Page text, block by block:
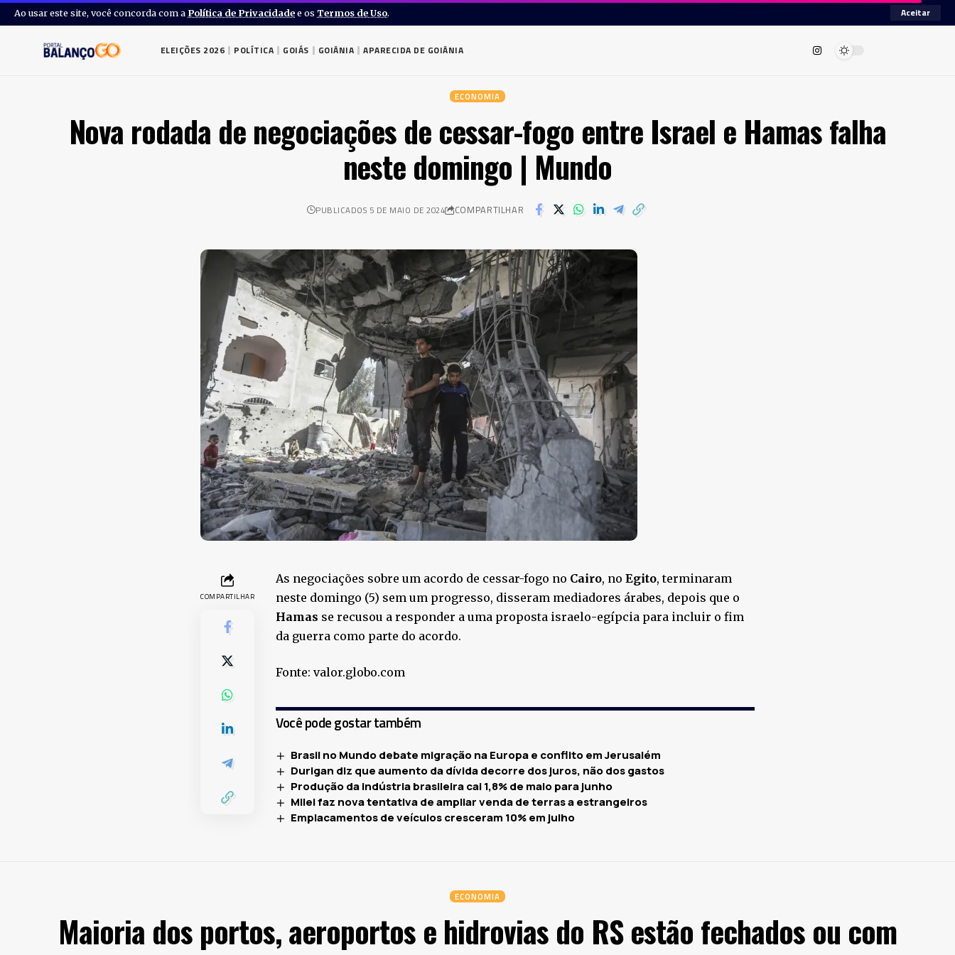
Ao usar este site, você concorda com a Política de Privacidadee os Termos de Uso. Aceitar
ELEIÇÕES 2026 POLÍTICA GOIÁS GOIÂNIA APARECIDA DE GOIÂNIA
ECONOMIA
Nova rodada de negociações de cessar-fogo entre Israel e Hamas falha
neste domingo | Mundo
PUBLICADOS 5 DE MAIO DE 2024 COMPARTILHAR
COMPARTILHAR
As negociações sobre um acordo de cessar-fogo no Cairo, no Egito, terminaram
neste domingo (5) sem um progresso, disseram mediadores árabes, depois que o
Hamas se recusou a responder a uma proposta israelo-egípcia para incluir o fim
da guerra como parte do acordo.
Fonte: valor.globo.com
Você pode gostar também
Brasil no Mundo debate migração na Europa e conflito em Jerusalém
Durigan diz que aumento da dívida decorre dos juros, não dos gastos
Produção da indústria brasileira cai 1,8% de maio para junho
Milei faz nova tentativa de ampliar venda de terras a estrangeiros
Emplacamentos de veículos cresceram 10% em julho
ECONOMIA
Maioria dos portos, aeroportos e hidrovias do RS estão fechados ou com